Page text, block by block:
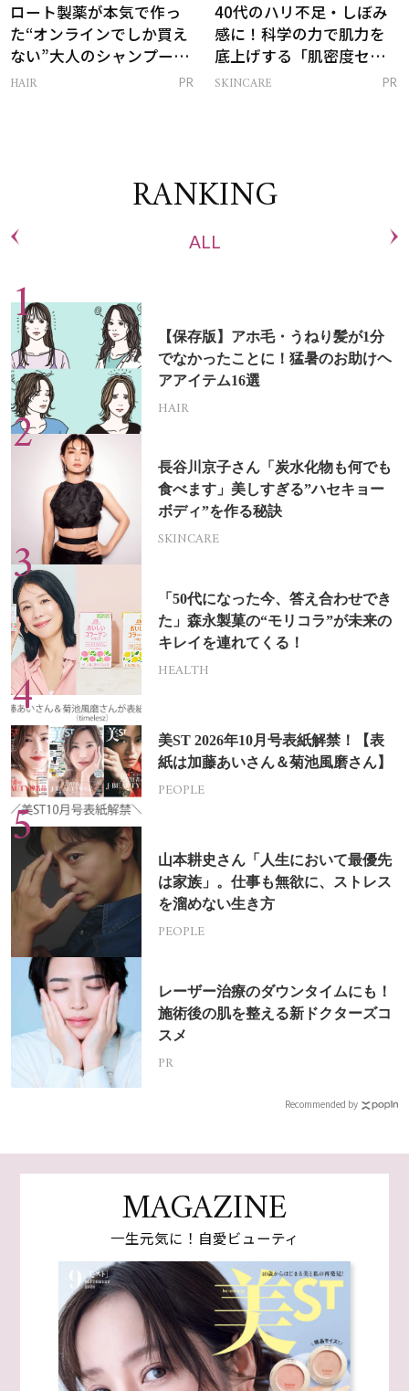
ロート製薬が本気で作っ
た“オンラインでしか買え
ない”大人のシャンプー＆
トリートメントって？
HAIR PR
40代のハリ不足・しぼみ
感に！科学の力で肌力を
底上げする「肌密度セラ
ム」
SKINCARE PR
RANKING
ALL
【保存版】アホ毛・うねり髪が1分
でなかったことに！猛暑のお助けヘ
アアイテム16選
HAIR
長谷川京子さん「炭水化物も何でも
食べます」美しすぎる”ハセキョー
ボディ”を作る秘訣
SKINCARE
「50代になった今、答え合わせでき
た」森永製菓の“モリコラ”が未来の
キレイを連れてくる！
HEALTH
美ST 2026年10月号表紙解禁！【表
紙は加藤あいさん＆菊池風磨さん】
PEOPLE
山本耕史さん「人生において最優先
は家族」。仕事も無欲に、ストレス
を溜めない生き方
PEOPLE
レーザー治療のダウンタイムにも！
施術後の肌を整える新ドクターズコ
スメ
PR
Recommended by
MAGAZINE
一生元気に！自愛ビューティ